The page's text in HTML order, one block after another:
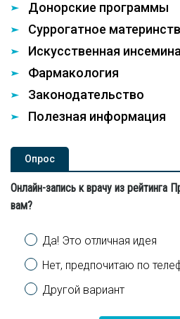
Донорские программы
Суррогатное
Искусственная
Фармакология
Законодательство
Полезная информация
Опроc
Онлайн-запись к врачу из рейтинга
вам?
Варианты
Да! Это отличная идея
Нет, предпочитаю по
Другой вариант